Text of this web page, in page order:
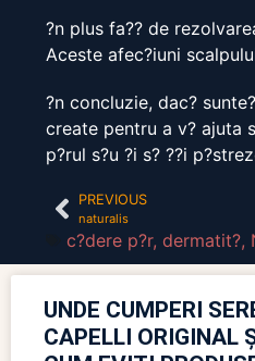
?n plus fa?? de
Aceste afec?iuni
?n concluzie, dac?
create pentru a v? ajuta
p?rul s?u ?i s? ??i
PREVIOUS
naturalis
c?dere p?r, dermatit?,
UNDE CUMPERI
CAPELLI ORIGINAL